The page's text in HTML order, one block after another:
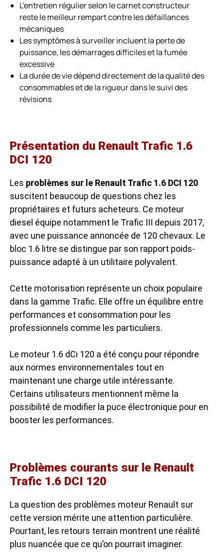
L’entretien régulier selon le carnet constructeur
reste le meilleur rempart contre les défaillances
mécaniques
Les symptômes à surveiller incluent la perte de
puissance, les démarrages difficiles et la fumée
excessive
La durée de vie dépend directement de la qualité des
consommables et de la rigueur dans le suivi des
révisions
Présentation du Renault Trafic 1.6
DCI 120
Les problèmes sur le Renault Trafic 1.6 DCI 120
suscitent beaucoup de questions chez les
propriétaires et futurs acheteurs. Ce moteur
diesel équipe notamment le Trafic III depuis 2017,
avec une puissance annoncée de 120 chevaux. Le
bloc 1.6 litre se distingue par son rapport poids-
puissance adapté à un utilitaire polyvalent.
Cette motorisation représente un choix populaire
dans la gamme Trafic. Elle offre un équilibre entre
performances et consommation pour les
professionnels comme les particuliers.
Le moteur 1.6 dCi 120 a été conçu pour répondre
aux normes environnementales tout en
maintenant une charge utile intéressante.
Certains utilisateurs mentionnent même la
possibilité de modifier la puce électronique pour en
booster les performances.
Problèmes courants sur le Renault
Trafic 1.6 DCI 120
La question des problèmes moteur Renault sur
cette version mérite une attention particulière.
Pourtant, les retours terrain montrent une réalité
plus nuancée que ce qu’on pourrait imaginer.